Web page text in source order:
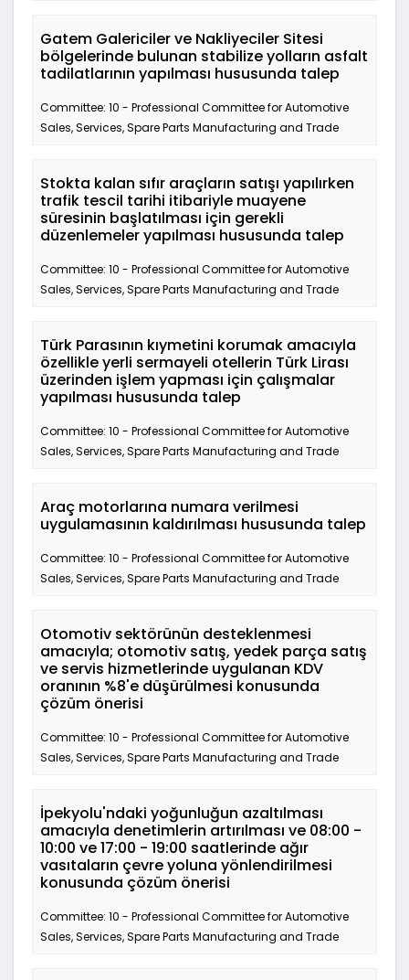
Gatem Galericiler ve Nakliyeciler Sitesi
bölgelerinde bulunan stabilize yolların asfalt
tadilatlarının yapılması hususunda talep
Committee: 10 - Professional Committee for Automotive
Sales, Services, Spare Parts Manufacturing and Trade
Stokta kalan sıfır araçların satışı yapılırken
trafik tescil tarihi itibariyle muayene
süresinin başlatılması için gerekli
düzenlemeler yapılması hususunda talep
Committee: 10 - Professional Committee for Automotive
Sales, Services, Spare Parts Manufacturing and Trade
Türk Parasının kıymetini korumak amacıyla
özellikle yerli sermayeli otellerin Türk Lirası
üzerinden işlem yapması için çalışmalar
yapılması hususunda talep
Committee: 10 - Professional Committee for Automotive
Sales, Services, Spare Parts Manufacturing and Trade
Araç motorlarına numara verilmesi
uygulamasının kaldırılması hususunda talep
Committee: 10 - Professional Committee for Automotive
Sales, Services, Spare Parts Manufacturing and Trade
Otomotiv sektörünün desteklenmesi
amacıyla; otomotiv satış, yedek parça satış
ve servis hizmetlerinde uygulanan KDV
oranının %8'e düşürülmesi konusunda
çözüm önerisi
Committee: 10 - Professional Committee for Automotive
Sales, Services, Spare Parts Manufacturing and Trade
İpekyolu'ndaki yoğunluğun azaltılması
amacıyla denetimlerin artırılması ve 08:00 -
10:00 ve 17:00 - 19:00 saatlerinde ağır
vasıtaların çevre yoluna yönlendirilmesi
konusunda çözüm önerisi
Committee: 10 - Professional Committee for Automotive
Sales, Services, Spare Parts Manufacturing and Trade